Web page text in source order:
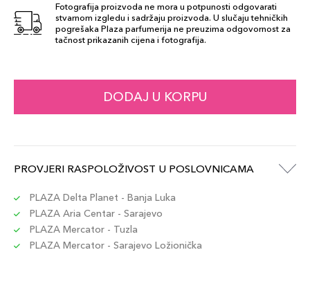
Fotografija proizvoda ne mora u potpunosti odgovarati
stvarnom izgledu i sadržaju proizvoda. U slučaju tehničkih
pogrešaka Plaza parfumerija ne preuzima odgovornost za
tačnost prikazanih cijena i fotografija.
DODAJ U KORPU
PROVJERI RASPOLOŽIVOST U POSLOVNICAMA
PLAZA Delta Planet - Banja Luka
PLAZA Aria Centar - Sarajevo
PLAZA Mercator - Tuzla
PLAZA Mercator - Sarajevo Ložionička